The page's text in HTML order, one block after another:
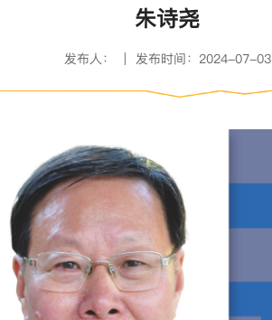
朱诗尧
发布人： | 发布时间：2024-07-03